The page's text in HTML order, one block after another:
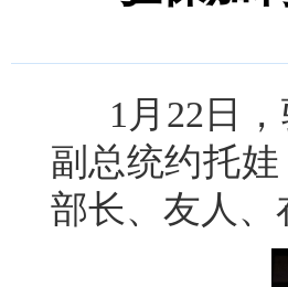
1月22日，
副总统约托
部长、友人、